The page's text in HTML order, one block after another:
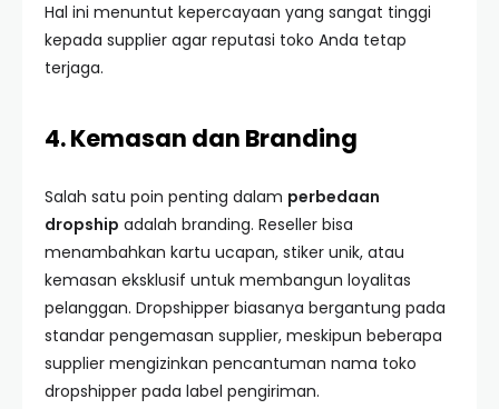
Hal ini menuntut kepercayaan yang sangat tinggi
kepada supplier agar reputasi toko Anda tetap
terjaga.
4. Kemasan dan Branding
Salah satu poin penting dalam perbedaan
dropship adalah branding. Reseller bisa
menambahkan kartu ucapan, stiker unik, atau
kemasan eksklusif untuk membangun loyalitas
pelanggan. Dropshipper biasanya bergantung pada
standar pengemasan supplier, meskipun beberapa
supplier mengizinkan pencantuman nama toko
dropshipper pada label pengiriman.